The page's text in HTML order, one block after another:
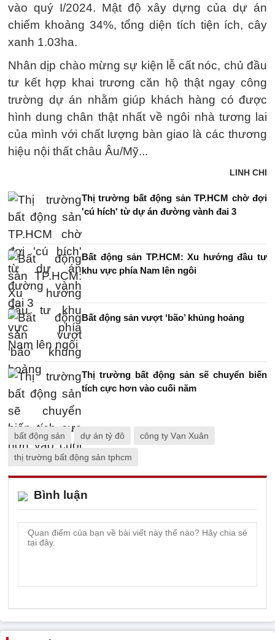
vào quý I/2024. Mật độ xây dựng của dự án
chiếm khoảng 34%, tổng diện tích tiện ích, cây
xanh 1.03ha.
Nhân dịp chào mừng sự kiện lễ cất nóc, chủ đầu
tư kết hợp khai trương căn hộ thật ngay công
trường dự án nhằm giúp khách hàng có được
hình dung chân thật nhất về ngôi nhà tương lai
của mình với chất lượng bàn giao là các thương
hiệu nội thất châu Âu/Mỹ...
LINH CHI
Thị trường bất động sản TP.HCM chờ đợi
'cú hích' từ dự án đường vành đai 3
Bất động sản TP.HCM: Xu hướng đầu tư
khu vực phía Nam lên ngôi
Bất động sản vượt ‘bão’ khủng hoảng
Thị trường bất động sản sẽ chuyển biến
tích cực hơn vào cuối năm
bất động sản dự án tỷ đô công ty Vạn Xuân
thị trường bất động sản tphcm
Bình luận